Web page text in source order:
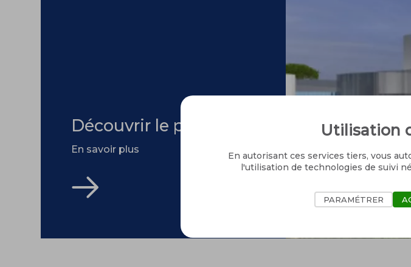
Découvrir le projet
En savoir plus
Utilisation
En autorisant ces services tiers, vous
l'utilisation de technologies de suivi
PARAMÉTRER